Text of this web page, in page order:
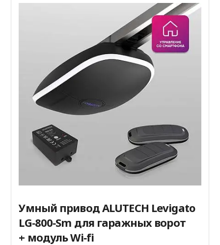
Умный привод ALUTECH Levigato
LG‑800‑Sm для гаражных ворот
+ модуль Wi‑fi